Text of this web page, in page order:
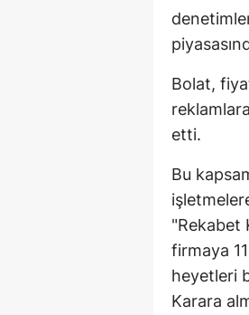
Bolat,
etti.
Bu
"Rekabet
firmaya
heyetleri
Karara